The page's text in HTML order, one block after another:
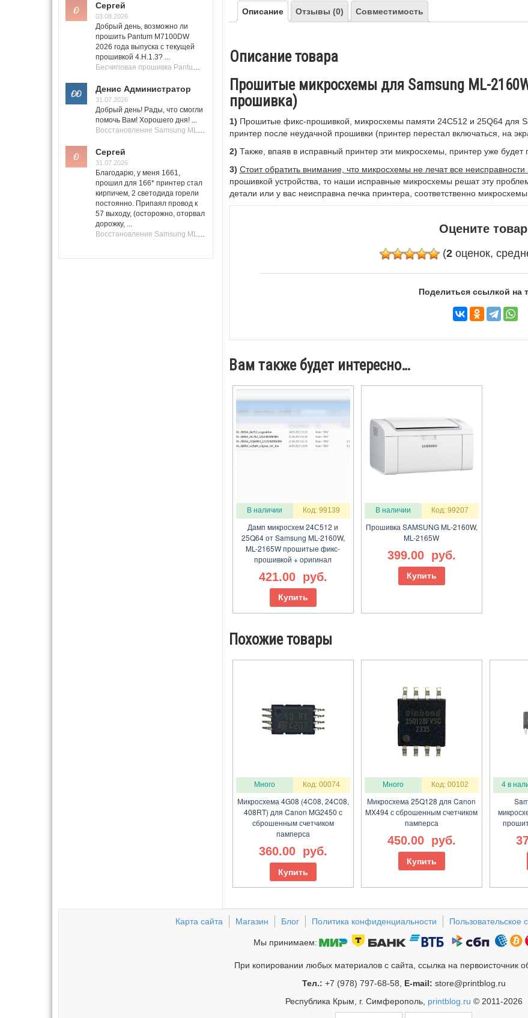
Сергей
03.08.2026
Добрый день, возможно ли
прошить Pantum M7100DW
2026 года выпуска с текущей
прошивкой 4.H.1.3? ...
Бесчиповая прошивка Pantum M7100 Series (M7100, M7108, M7102, M7103, M7105)
Денис Администратор
31.07.2026
Добрый день! Рады, что смогли
помочь Вам! Хорошего дня! ...
Восстановление Samsung ML-1661, ML-1666 после не удачной прошивки.
Сергей
31.07.2026
Благодарю, у меня 1661,
прошил для 166* принтер стал
кирпичем, 2 светодида горели
постоянно. Припаял провод к
57 выходу, (осторожно, оторвал
дорожку, ...
Восстановление Samsung ML-1661, ML-1666 после не удачной прошивки.
Описание Отзывы (0) Совместимость
Описание товара
Прошитые микросхемы для Samsung ML-
прошивка)
1) Прошитые фикс-прошивкой, микросхемы памяти 24С512 и 25Q64 для
принтер после неудачной прошивки (принтер перестал включаться, на
2) Также, впаяв в исправный принтер эти микросхемы, принтер уже будет
3) Стоит обратить внимание, что микросхемы не лечат все неисправности
прошивкой устройства, то наши исправные микросхемы решат эту
детали или у вас неисправна печка принтера, соответственно
Оцените
(2оценок,
Поделиться ссылкой на
Вам также будет интересно…
В наличии Код: 99139
Дамп микросхем 24С512 и
25Q64 от Samsung ML-2160W,
ML-2165W прошитые фикс-
прошивкой + оригинал
421.00 руб.
Купить
В наличии Код: 99207
Прошивка SAMSUNG ML-2160W,
ML-2165W
399.00 руб.
Купить
Похожие товары
Много Код: 00074
Микросхема 4G08 (4C08, 24C08,
408RT) для Canon MG2450 с
сброшенным счетчиком
памперса
360.00 руб.
Купить
Много Код: 00102
Микросхема 25Q128 для Canon
MX494 с сброшенным счетчиком
памперса
450.00 руб.
Купить
4 в
Карта сайта Магазин Блог Политика конфиденциальности Пользовательское
Мы принимаем:
При копировании любых материалов с сайта, ссылка на первоисточник
Тел.: +7 (978) 797-68-58, E-mail: store@printblog.ru
Республика Крым, г. Симферополь, printblog.ru © 2011-2026